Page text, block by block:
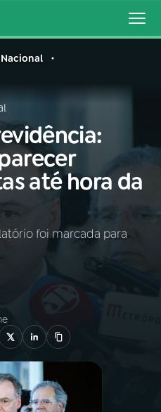
até hora da
foi marcada para